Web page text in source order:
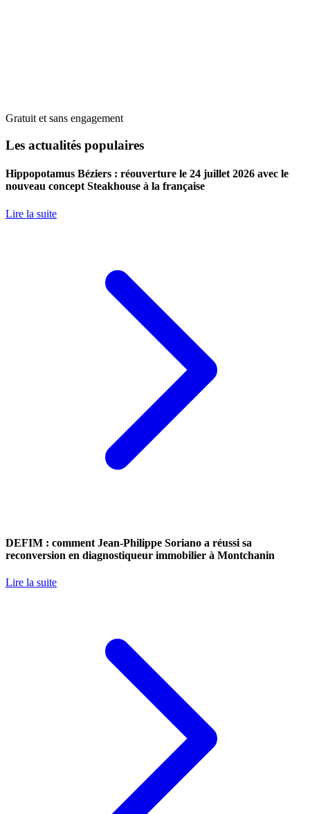
Gratuit et sans engagement
Les actualités populaires
Hippopotamus Béziers : réouverture le 24 juillet 2026 avec le
nouveau concept Steakhouse à la française
Lire la suite
DEFIM : comment Jean-Philippe Soriano a réussi sa
reconversion en diagnostiqueur immobilier à Montchanin
Lire la suite